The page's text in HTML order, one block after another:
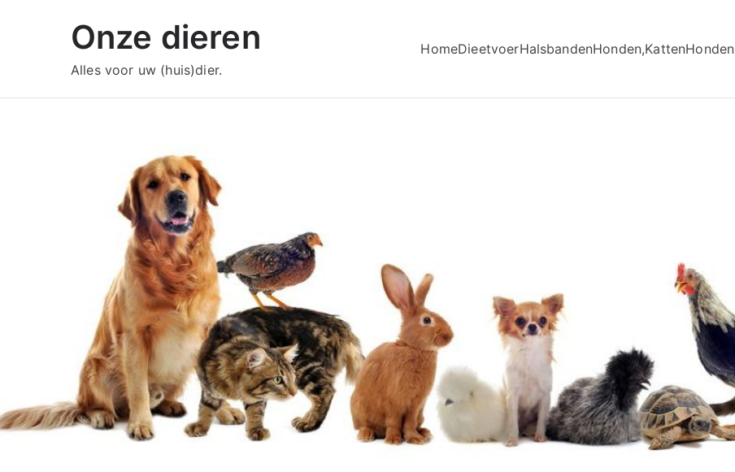
Onze dieren
Alles voor uw (huis)dier.
HomeDieetvoerHalsbandenHonden,KattenHonden